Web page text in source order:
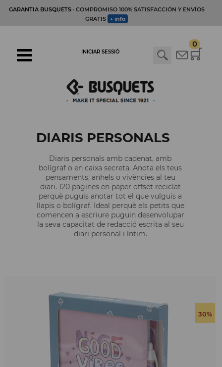
GARANTIA BUSQUETS· COMPROMISO 100% SATISFACCIÓN Y ENVÍOS
GRATIS + info
0
INICIAR SESSIÓ
DIARIS PERSONALS
Diaris personals amb cadenat, amb
bolígraf o en caixa secreta. Anota els teus
pensaments, anhels o vivències al teu
diari. 120 pagines en paper offset reciclat
perquè puguis anotar tot el que vulguis a
llapis o bolígraf. Ideal perquè els petits que
comencen a escriure puguin desenvolupar
la seva capacitat de redacció escrita al seu
diari personal i íntim.
30%